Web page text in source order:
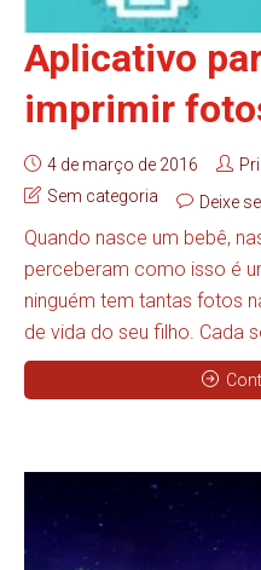
Aplicativo
imprimir
4 de março de 2016
Sem categoria
Deixe
Quando nasce um bebê,
perceberam como isso é
ninguém tem tantas fotos
de vida do seu filho. Cada